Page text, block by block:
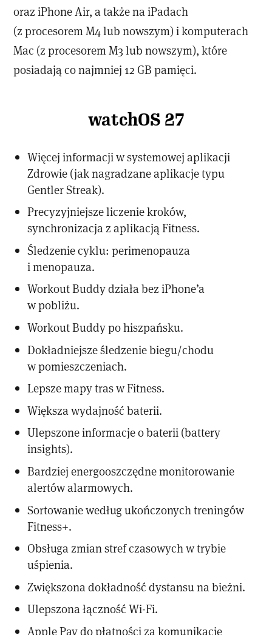
oraz iPhone Air, a także na iPadach
(z procesorem M4 lub nowszym) i komputerach
Mac (z procesorem M3 lub nowszym), które
posiadają co najmniej 12 GB pamięci.
watchOS 27
Więcej informacji w systemowej aplikacji
Zdrowie (jak nagradzane aplikacje typu
Gentler Streak).
Precyzyjniejsze liczenie kroków,
synchronizacja z aplikacją Fitness.
Śledzenie cyklu: perimenopauza
i menopauza.
Workout Buddy działa bez iPhone’a
w pobliżu.
Workout Buddy po hiszpańsku.
Dokładniejsze śledzenie biegu/chodu
w pomieszczeniach.
Lepsze mapy tras w Fitness.
Większa wydajność baterii.
Ulepszone informacje o baterii (battery
insights).
Bardziej energooszczędne monitorowanie
alertów alarmowych.
Sortowanie według ukończonych treningów
Fitness+.
Obsługa zmian stref czasowych w trybie
uśpienia.
Zwiększona dokładność dystansu na bieżni.
Ulepszona łączność Wi-Fi.
Apple Pay do płatności za komunikację